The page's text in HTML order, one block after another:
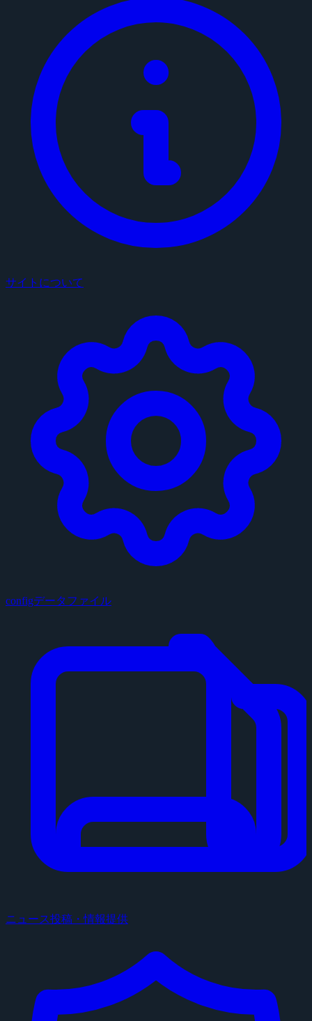
サイトについて
configデータファイル
ニュース投稿・情報提供